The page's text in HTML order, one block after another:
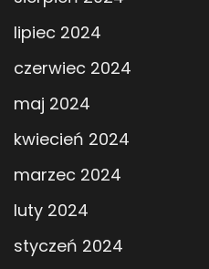
lipiec 2024
czerwiec 2024
maj 2024
kwiecień 2024
marzec 2024
luty 2024
styczeń 2024